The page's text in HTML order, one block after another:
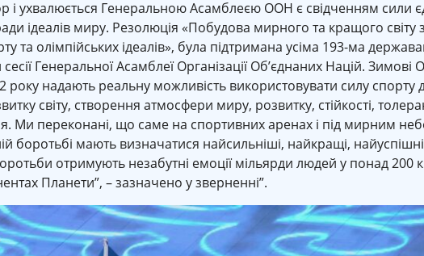
і ухвалюється Генеральною Асамблеєю ООН є свідченням сили
ідеалів миру. Резолюція «Побудова мирного та кращого світу
та олімпійських ідеалів», була підтримана усіма 193-ма
Генеральної Асамблеї Організації Об’єднаних Націй. Зимові
року надають реальну можливість використовувати силу спорту
світу, створення атмосфери миру, розвитку, стійкості,
Ми переконані, що саме на спортивних аренах і під мирним
боротьбі мають визначатися найсильніші, найкращі,
отримують незабутні емоції мільярди людей у понад 200
Планети”, – зазначено у зверненні”.